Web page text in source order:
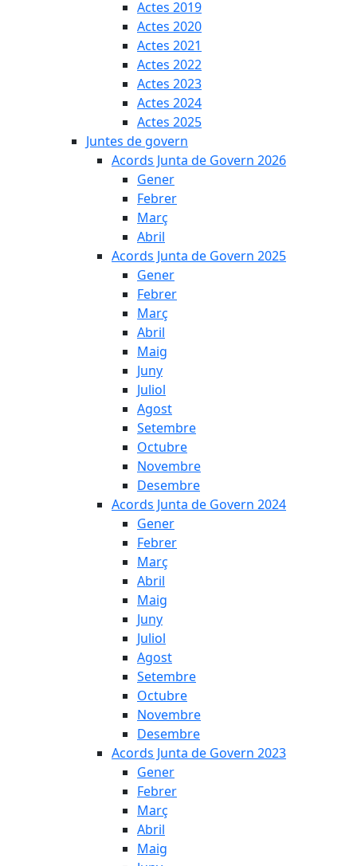
Actes 2019
Actes 2020
Actes 2021
Actes 2022
Actes 2023
Actes 2024
Actes 2025
Juntes de govern
Acords Junta de Govern 2026
Gener
Febrer
Març
Abril
Acords Junta de Govern 2025
Gener
Febrer
Març
Abril
Maig
Juny
Juliol
Agost
Setembre
Octubre
Novembre
Desembre
Acords Junta de Govern 2024
Gener
Febrer
Març
Abril
Maig
Juny
Juliol
Agost
Setembre
Octubre
Novembre
Desembre
Acords Junta de Govern 2023
Gener
Febrer
Març
Abril
Maig